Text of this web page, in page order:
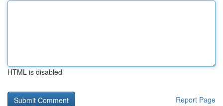
HTML is disabled
Report Page